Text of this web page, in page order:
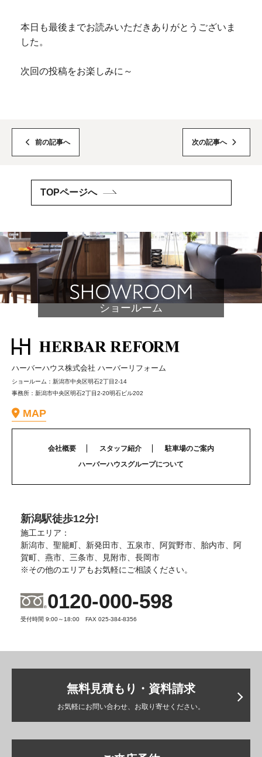
本日も最後までお読みいただきありがとうございま
した。
次回の投稿をお楽しみに～
前の記事へ 次の記事へ
TOPページへ
ショールーム
ハーバーハウス株式会社 ハーバーリフォーム
ショールーム：新潟市中央区明石2丁目2-14
事務所：新潟市中央区明石2丁目2-20明石ビル202
MAP
会社概要 スタッフ紹介
駐車場のご案内
ハーバーハウスグループについて
新潟駅徒歩12分!
施工エリア：
新潟市、聖籠町、新発田市、五泉市、阿賀野市、胎内市、阿
賀町、燕市、三条市、見附市、長岡市
※その他のエリアもお気軽にご相談ください。
0120-000-598
受付時間 9:00～18:00 FAX 025-384-8356
無料見積もり・資料請求
お気軽にお問い合わせ、お取り寄せください。